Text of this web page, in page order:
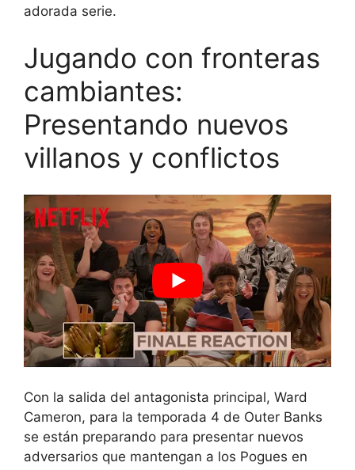
adorada serie.
Jugando con fronteras
cambiantes:
Presentando nuevos
villanos y conflictos
Con la salida del antagonista principal, Ward
Cameron, para la temporada 4 de Outer Banks
se están preparando para presentar nuevos
adversarios que mantengan a los Pogues en